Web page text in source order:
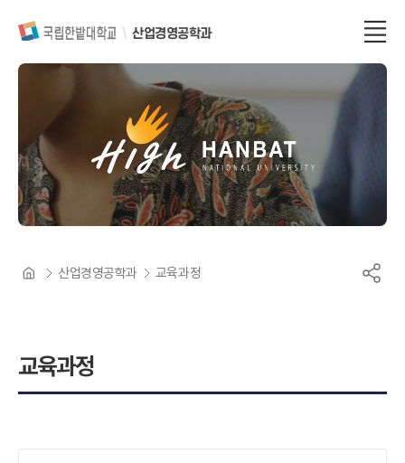
산업경영공학과
교육과정
산업경영공학과 교육과정